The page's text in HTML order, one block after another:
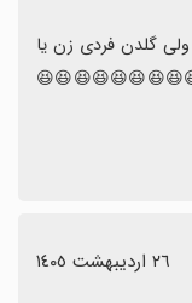
٢٦ اردیبهشت ١٤٠٥